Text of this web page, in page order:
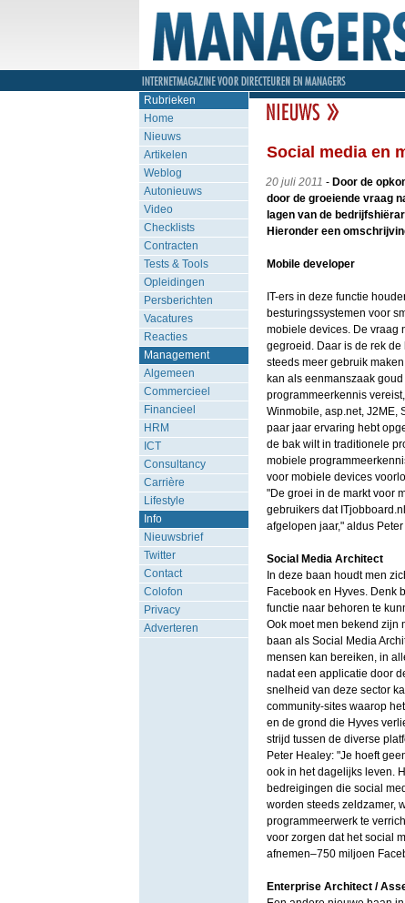
Rubrieken
Home
Nieuws
Artikelen
Weblog
Autonieuws
Video
Checklists
Contracten
Tests & Tools
Opleidingen
Persberichten
Vacatures
Reacties
Management
Algemeen
Commercieel
Financieel
HRM
ICT
Consultancy
Carrière
Lifestyle
Info
Nieuwsbrief
Twitter
Contact
Colofon
Privacy
Adverteren
Social media en
20 juli 2011 - Door de
door de groeiende vraag
lagen van de
Hieronder een
Mobile developer
IT-ers in deze functie
besturingssystemen voor
mobiele devices. De vraag
gegroeid. Daar is de rek
steeds meer gebruik
kan als eenmanszaak
programmeerkennis
Winmobile, asp.net, J2ME,
paar jaar ervaring hebt
de bak wilt in traditionele
mobiele
voor mobiele devices
"De groei in de markt voor
gebruikers dat
afgelopen jaar," aldus
Social Media Architect
In deze baan houdt men
Facebook en Hyves. Denk
functie naar behoren te
Ook moet men bekend zijn
baan als Social Media
mensen kan bereiken, in
nadat een applicatie door
snelheid van deze sector
community-sites waarop
en de grond die Hyves
strijd tussen de diverse
Peter Healey: "Je hoeft
ook in het dagelijks leven.
bedreigingen die social
worden steeds zeldzamer,
programmeerwerk te
voor zorgen dat het social
afnemen–750 miljoen
Enterprise Architect /